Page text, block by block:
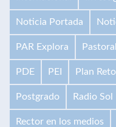
Noticia Portada
PAR Explora Pastoral
PDE PEI Plan
Postgrado Radio Sol
Rector en los medios